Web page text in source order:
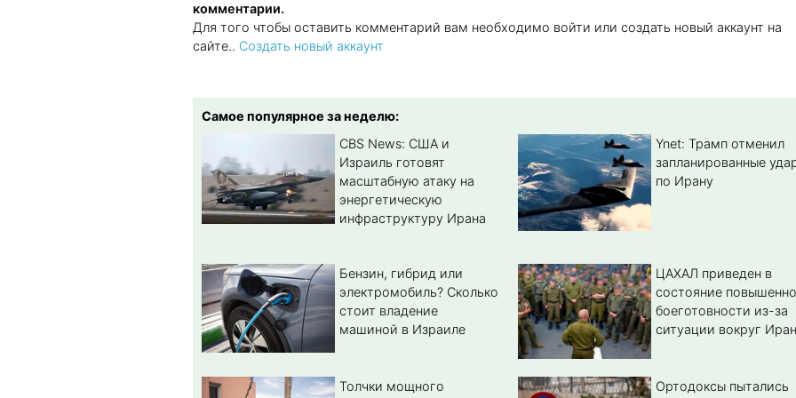
комментарии.
Для того чтобы оставить комментарий вам необходимо войти или создать новый аккаунт на
сайте.. Создать новый аккаунт
Самое популярное за неделю:
CBS News: США и
Израиль готовят
масштабную атаку на
энергетическую
инфраструктуру Ирана
Ynet: Трамп отменил
запланированные
по Ирану
Бензин, гибрид или
электромобиль? Cколько
стоит владение
машиной в Израиле
ЦАХАЛ приведен в
состояние
боеготовности из-за
ситуации вокруг
Толчки мощного
Ортодоксы пытались